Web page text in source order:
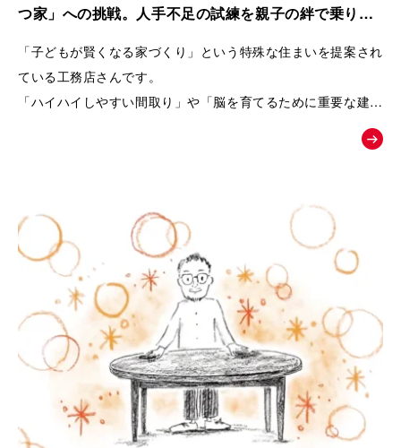
また、商品の魅力を一方的に伝えるのではなく、友人との会話
納得しながら家づくりを進めていく流れを描くことで、企業へ
の信頼感も醸成できるよう設計しています。
終盤では、実際のお客様の声や、会社の理念・アフターメンテ
「住むだけで家族が健やかに暮らせる家とは何か」
という価値を物語を通して伝え、共感した方が「まずは勉強会
へ参加してみよう」と自然に行動したくなることを目指した
「お絵かきムービー®︎」です。
つ家」への挑戦。人手不足の試練を親子の絆で乗り越
「子どもが賢くなる家づくり」という特殊な住まいを提案され
ている工務店さんです。
「ハイハイしやすい間取り」や「脳を育てるために重要な建材
世間一般ではまだ認知されていないことを、わかりやすくお客